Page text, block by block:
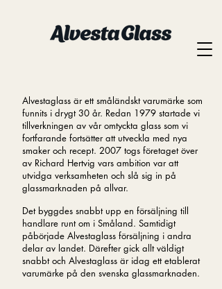
Alvestaglass är ett småländskt varumärke som
funnits i drygt 30 år. Redan 1979 startade vi
tillverkningen av vår omtyckta glass som vi
fortfarande fortsätter att utveckla med nya
smaker och recept. 2007 togs företaget över
av Richard Hertvig vars ambition var att
utvidga verksamheten och slå sig in på
glassmarknaden på allvar.
Det byggdes snabbt upp en försäljning till
handlare runt om i Småland. Samtidigt
påbörjade Alvestaglass försäljning i andra
delar av landet. Därefter gick allt väldigt
snabbt och Alvestaglass är idag ett etablerat
varumärke på den svenska glassmarknaden.